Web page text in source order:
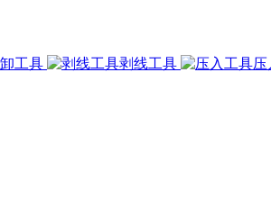
工具 剥线工具 压